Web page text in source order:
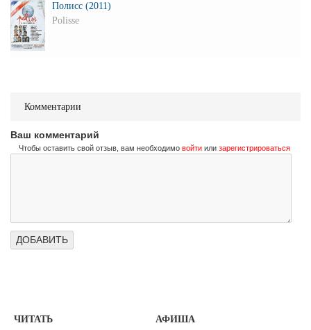
Полисс (2011)
Polisse
Комментарии
Ваш комментарий
Чтобы оставить свой отзыв, вам необходимо войти или зарегистрироваться
ЧИТАТЬ АФИША